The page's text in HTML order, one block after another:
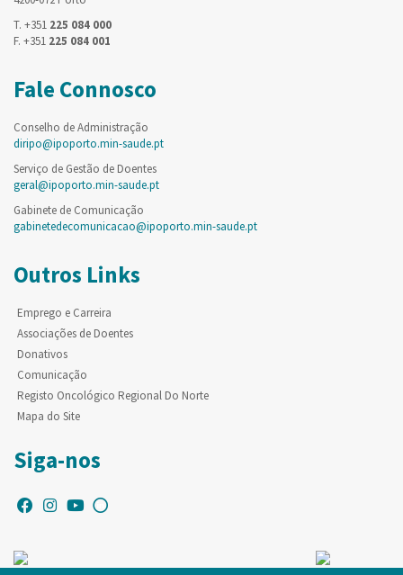
T. +351 225 084 000
F. +351 225 084 001
Fale Connosco
Conselho de Administração
diripo@ipoporto.min-saude.pt
Serviço de Gestão de Doentes
geral@ipoporto.min-saude.pt
Gabinete de Comunicação
gabinetedecomunicacao@ipoporto.min-saude.pt
Outros Links
Emprego e Carreira
Associações de Doentes
Donativos
Comunicação
Registo Oncológico Regional Do Norte
Mapa do Site
Siga-nos